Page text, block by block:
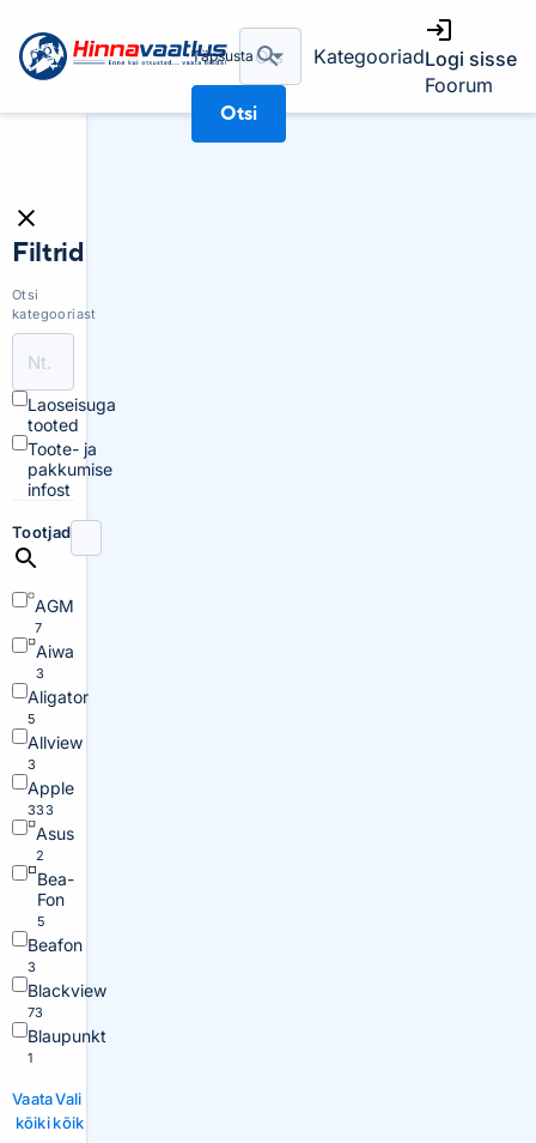
Täpsusta
Otsi
KategooriadLogi sisse
Foorum
Filtrid
Otsi
kategooriast
Laoseisuga
tooted
Toote- ja
pakkumise
infost
Tootjad
AGM
7
Aiwa
3
Aligator
5
Allview
3
Apple
333
Asus
2
Bea-
Fon
5
Beafon
3
Blackview
73
Blaupunkt
1
Vaata
kõiki
Vali
kõik